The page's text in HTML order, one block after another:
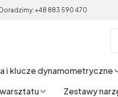
+48 883 590 470
i klucze dynamometryczne
Zestawy